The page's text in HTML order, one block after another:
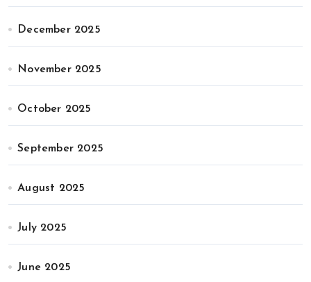
December 2025
November 2025
October 2025
September 2025
August 2025
July 2025
June 2025